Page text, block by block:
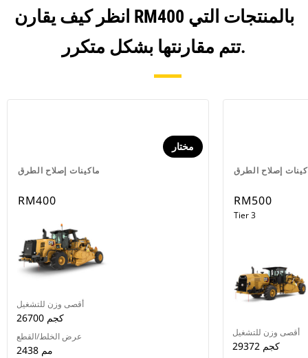
انظر كيف يقارن RM400 بالمنتجات التي
تتم مقارنتها بشكل متكرر.
ماكينات إصلاح الطرق
مختار
RM400
أقصى وزن للتشغيل
26700 كجم
عرض الخلط/القطع
2438 مم
إصلاح الطرق
RM500
Tier 3
أقصى وزن للتشغيل
29372 كجم